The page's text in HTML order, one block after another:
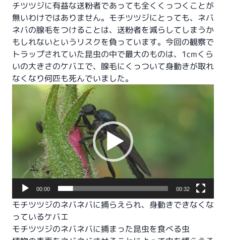
チツツジに有益な送粉者であっても全くくっつくことが
無いわけではありません。モチツツジにとっても、ネバ
ネバの腺毛をつけることは、送粉者を減らしてしまうか
もしれないというリスクを負っています。今回の観察で
トラップされていた昆虫の中で最大のものは、1cmくら
いの大きさのケバエで、腺毛にくっついて身動きが取れ
なくなり何匹も死んでいました。
ー
ヤ
00:00 00:32
モチツツジのネバネバに捕らえられ、身動きできなくな
っているケバエ
モチツツジのネバネバに捕まった昆虫を食べる虫